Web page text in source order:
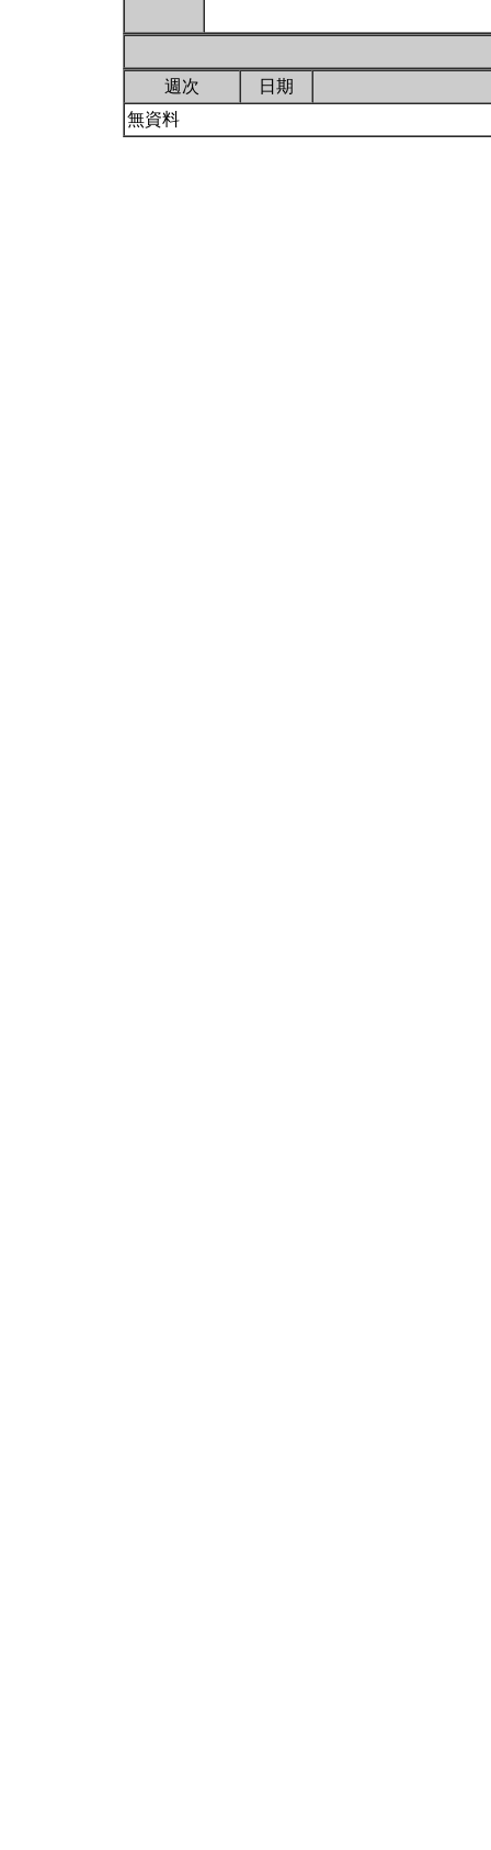
週次
日期
無資料